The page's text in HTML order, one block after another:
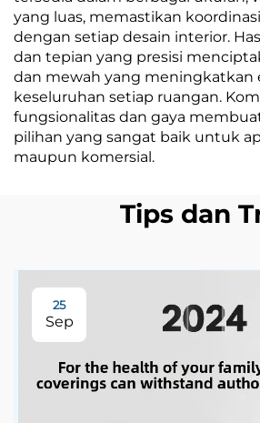
yang luas, memastikan
dengan setiap desain interior.
dan tepian yang presisi
dan mewah yang meningkatkan
keseluruhan setiap ruangan.
fungsionalitas dan gaya
pilihan yang sangat baik untuk
maupun komersial.
Tips dan
25
Sep